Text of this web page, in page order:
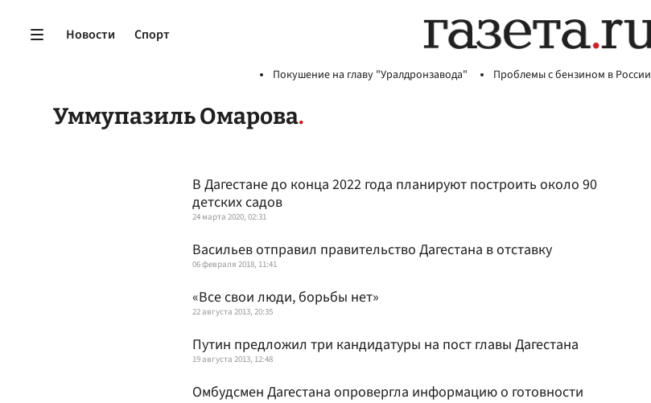
Новости Спорт
Покушение на главу "Уралдронзавода" Проблемы с бензином в России
Уммупазиль Омарова
В Дагестане до конца 2022 года планируют построить около 90
детских садов
24 марта 2020, 02:31
Васильев отправил правительство Дагестана в отставку
06 февраля 2018, 11:41
«Все свои люди, борьбы нет»
22 августа 2013, 20:35
Путин предложил три кандидатуры на пост главы Дагестана
19 августа 2013, 12:48
Омбудсмен Дагестана опровергла информацию о готовности